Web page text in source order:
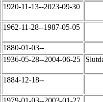
1920-11-13--2023-09-30
1962-11-28--1987-05-05
1880-01-03--
1936-05-28--2004-06-25
1884-12-18--